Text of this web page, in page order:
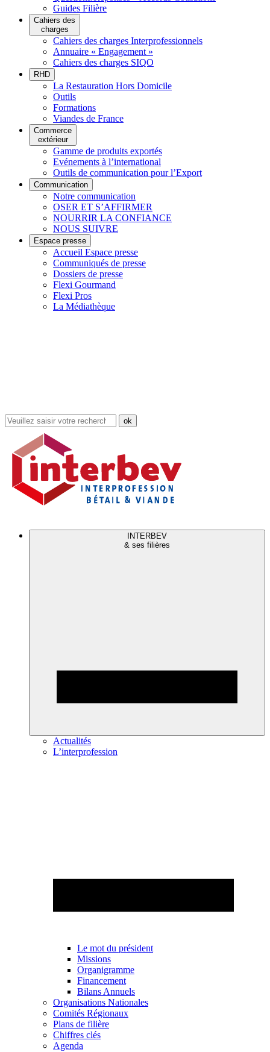
Guides Filière
Cahiers des
charges
Cahiers des charges Interprofessionnels
Annuaire « Engagement »
Cahiers des charges SIQO
RHD
La Restauration Hors Domicile
Outils
Formations
Viandes de France
Commerce
extérieur
Gamme de produits exportés
Evénements à l’international
Outils de communication pour l’Export
Communication
Notre communication
OSER ET S’AFFIRMER
NOURRIR LA CONFIANCE
NOUS SUIVRE
Espace presse
Accueil Espace presse
Communiqués de presse
Dossiers de presse
Flexi Gourmand
Flexi Pros
La Médiathèque
Rechercher
dans
site
INTERBEV
& ses filières
Actualités
L’interprofession
Le mot du président
Missions
Organigramme
Financement
Bilans Annuels
Organisations Nationales
Comités Régionaux
Plans de filière
Chiffres clés
Agenda